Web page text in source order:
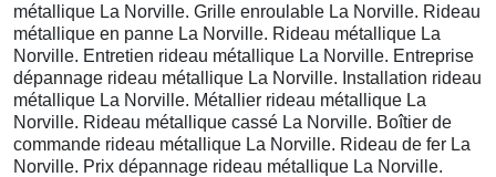
métallique La Norville. Grille enroulable La Norville. Rideau
métallique en panne La Norville. Rideau métallique La
Norville. Entretien rideau métallique La Norville. Entreprise
dépannage rideau métallique La Norville. Installation rideau
métallique La Norville. Métallier rideau métallique La
Norville. Rideau métallique cassé La Norville. Boîtier de
commande rideau métallique La Norville. Rideau de fer La
Norville. Prix dépannage rideau métallique La Norville.